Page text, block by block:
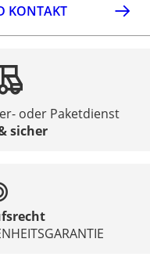
KONTAKT
oder Paketdienst
sicher